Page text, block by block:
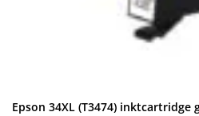
Epson 34XL (T3474) inktcartridge